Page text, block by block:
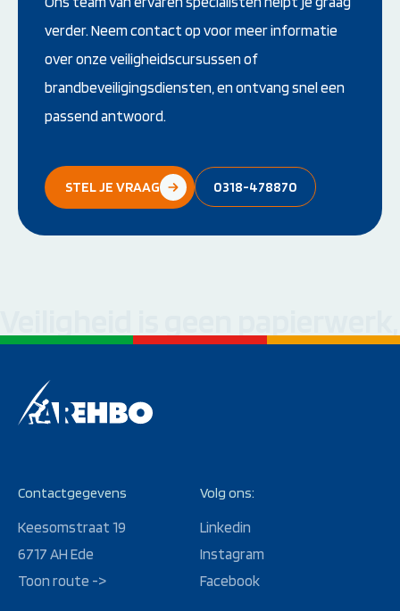
verder. Neem contact op voor meer informatie
over onze veiligheidscursussen of
brandbeveiligingsdiensten, en ontvang snel een
passend antwoord.
STEL JE VRAAG 0318-478870
Contactgegevens
Keesomstraat 19
6717 AH Ede
Toon route ->
Volg ons:
Linkedin
Instagram
Facebook